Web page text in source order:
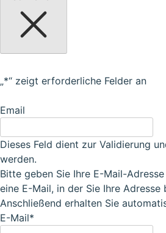
„*“ zeigt erforderliche Felder an
Email
Dieses Feld dient zur Validierung
werden.
Bitte geben Sie Ihre E-Mail-
eine E-Mail, in der Sie Ihre Adresse
Anschließend erhalten Sie
E-Mail*